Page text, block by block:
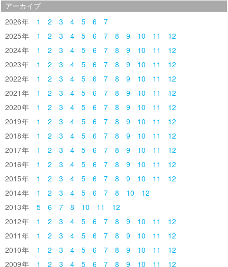
アーカイブ
2026 1 2 3 4 5 6
7
2025
1 2 3 4 5 6 7 8 9 10 11
12
2024
1 2 3 4 5 6 7 8 9 10 11
12
2023
1 2 3 4 5 6 7 8 9 10 11
12
2022
1 2 3 4 5 6 7 8 9 10 11
12
2021
1 2 3 4 5 6 7 8 9 10 11
12
2020
1 2 3 4 5 6 7 8 9 10 11
12
2019
1 2 3 4 5 6 7 8 9 10 11
12
2018
1 2 3 4 5 6 7 8 9 10 11
12
2017
1 2 3 4 5 6 7 8 9 10 11
12
2016
1 2 3 4 5 6 7 8 9 10 11
12
2015
1 2 3 4 5 6 7 8 9 10 11
12
2014
1 2 3 4 5 6 7 8 10
12
2013
5 6 7 8 10 11
12
2012
1 2 3 4 5 6 7 8 9 10 11
12
2011
1 2 3 4 5 6 7 8 9 10 11
12
2010
1 2 3 4 5 6 7 8 9 10 11
12
2009
1 2 3 4 5 6 7 8 9 10 11 12